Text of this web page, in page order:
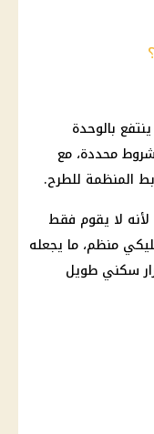
بالوحدة
محددة، مع
المنظمة للطرح.
لأنه لا يقوم فقط
منظم، ما يجعله
سكني طويل